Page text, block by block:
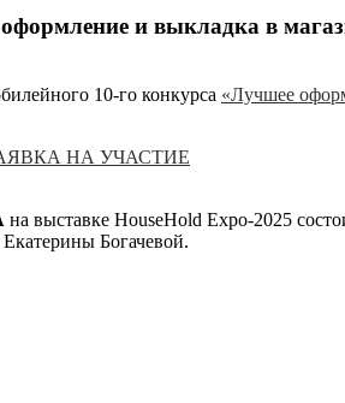
и выкладка в
10-го конкурса «Лучшее
НА УЧАСТИЕ
на выставке HouseHold Expo-2025
Богачевой.